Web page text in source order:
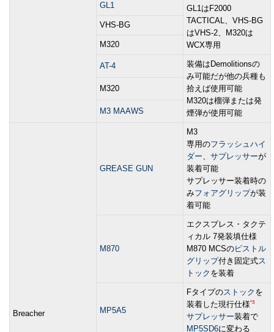
GL1はF2000
TACTICAL、VHS-BG
はVHS-2、M320は
WCX専用
GL1
VHS-BG
M320
AT-4
装備はDemolitionsの
み可能だが他の兵種も
拾えば使用可能
M320は榴弾または発
煙弾が使用可能
M320
M3 MAAWS
Breacher
GREASE GUN
M3
専用のフラッシュハイ
ダー、 サプレッサーが
装着可能
サプレッサー装着時の
みフォアグリップが装
着可能
M870
エクスプレス・タクテ
ィカル 7発装填仕様
M870 MCSのピストル
グリップ付き固定式ス
トック を装着
MP5A5
Fタイプのストック を
装着した現行仕様*3
サプレッサー装着で
MP5SD6に変わる